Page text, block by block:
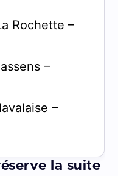
Rochette –
–
–
la suite